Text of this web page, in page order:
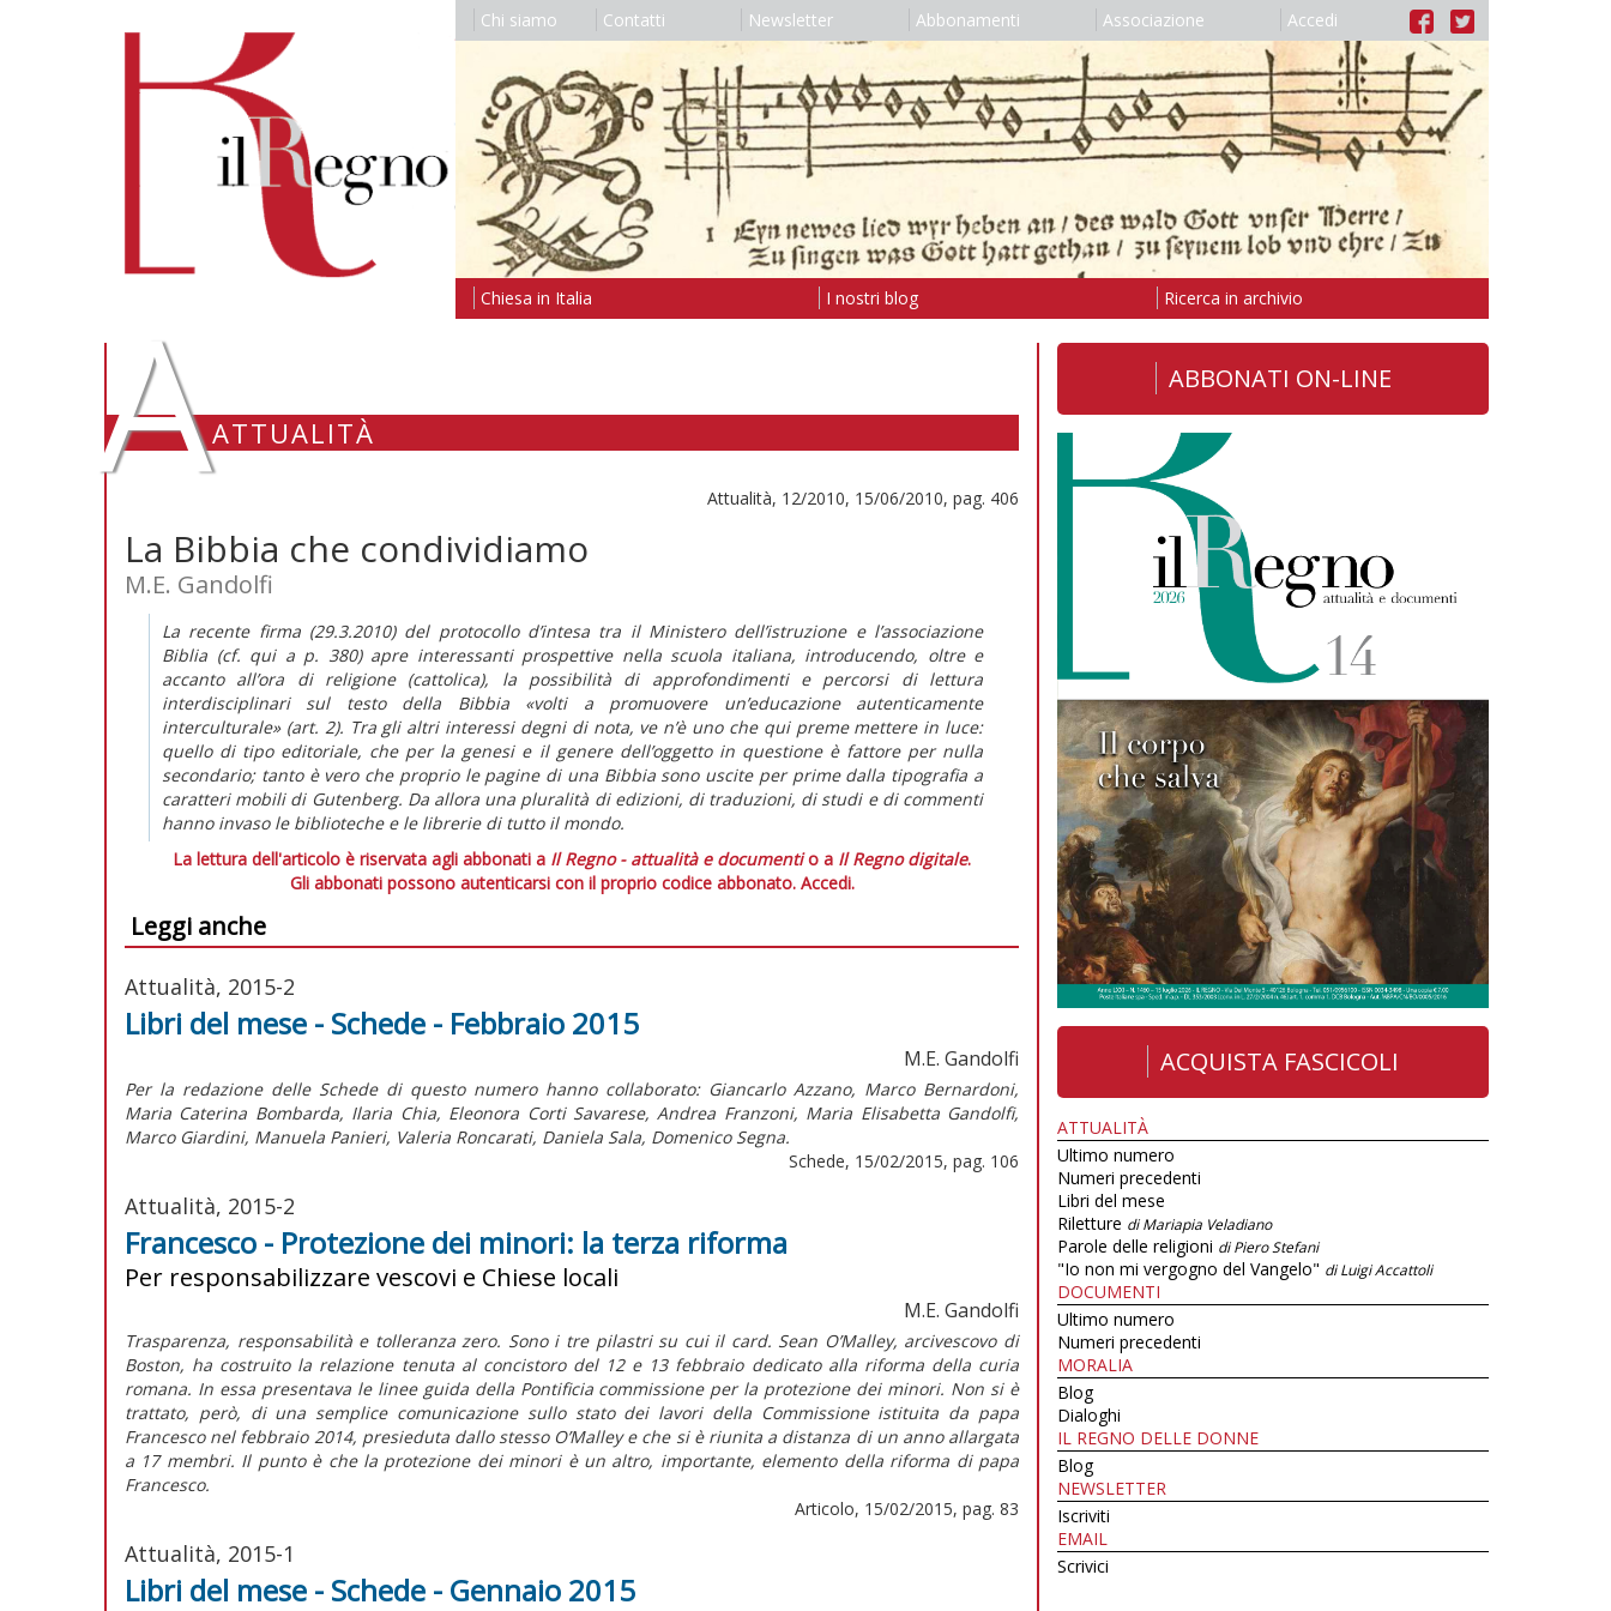
Chi siamo Contatti Newsletter Abbonamenti Associazione Accedi
Chiesa in Italia I nostri blog Ricerca in archivio
AATTUALITÀ
Attualità, 12/2010, 15/06/2010, pag. 406
La Bibbia che condividiamo
M.E. Gandolfi
La recente firma (29.3.2010) del protocollo d’intesa tra il Ministero dell’istruzione e l’associazione
Biblia (cf. qui a p. 380) apre interessanti prospettive nella scuola italiana, introducendo, oltre e
accanto all’ora di religione (cattolica), la possibilità di approfondimenti e percorsi di lettura
interdisciplinari sul testo della Bibbia «volti a promuovere un’educazione autenticamente
interculturale» (art. 2). Tra gli altri interessi degni di nota, ve n’è uno che qui preme mettere in luce:
quello di tipo editoriale, che per la genesi e il genere dell’oggetto in questione è fattore per nulla
secondario; tanto è vero che proprio le pagine di una Bibbia sono uscite per prime dalla tipografia a
caratteri mobili di Gutenberg. Da allora una pluralità di edizioni, di traduzioni, di studi e di commenti
hanno invaso le biblioteche e le librerie di tutto il mondo.
La lettura dell'articolo è riservata agli abbonati a Il Regno - attualità e documentio a Il Regno digitale.
Gli abbonati possono autenticarsi con il proprio codice abbonato. Accedi.
Leggi anche
Attualità, 2015-2
Libri del mese - Schede - Febbraio 2015
M.E. Gandolfi
Per la redazione delle Schede di questo numero hanno collaborato: Giancarlo Azzano, Marco Bernardoni,
Maria Caterina Bombarda, Ilaria Chia, Eleonora Corti Savarese, Andrea Franzoni, Maria Elisabetta Gandolfi,
Marco Giardini, Manuela Panieri, Valeria Roncarati, Daniela Sala, Domenico Segna.
Schede, 15/02/2015, pag. 106
Attualità, 2015-2
Francesco - Protezione dei minori: la terza riforma
Per responsabilizzare vescovi e Chiese locali
M.E. Gandolfi
Trasparenza, responsabilità e tolleranza zero. Sono i tre pilastri su cui il card. Sean O’Malley, arcivescovo di
Boston, ha costruito la relazione tenuta al concistoro del 12 e 13 febbraio dedicato alla riforma della curia
romana. In essa presentava le linee guida della Pontificia commissione per la protezione dei minori. Non si è
trattato, però, di una semplice comunicazione sullo stato dei lavori della Commissione istituita da papa
Francesco nel febbraio 2014, presieduta dallo stesso O’Malley e che si è riunita a distanza di un anno allargata
a 17 membri. Il punto è che la protezione dei minori è un altro, importante, elemento della riforma di papa
Francesco.
Articolo, 15/02/2015, pag. 83
Attualità, 2015-1
Libri del mese - Schede - Gennaio 2015
ABBONATI ON-LINE
ACQUISTA FASCICOLI
ATTUALITÀ
Ultimo numero
Numeri precedenti
Libri del mese
Riletture di Mariapia Veladiano
Parole delle religioni di Piero Stefani
"Io non mi vergogno del Vangelo" di Luigi Accattoli
DOCUMENTI
Ultimo numero
Numeri precedenti
MORALIA
Blog
Dialoghi
IL REGNO DELLE DONNE
Blog
NEWSLETTER
Iscriviti
EMAIL
Scrivici